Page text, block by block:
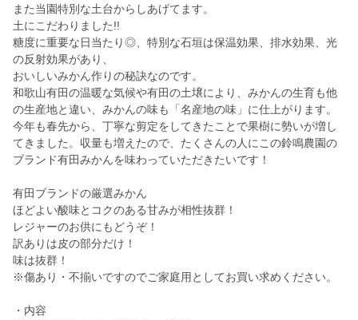
また当園特別な土台からしあげてます。
土にこだわりました!!
糖度に重要な日当たり◎、特別な石垣は保温効果、排水効果、光
の反射効果があり、
おいしいみかん作りの秘訣なのです。
和歌山有田の温暖な気候や有田の土壌により、みかんの生育も他
の生産地と違い、みかんの味も「名産地の味」に仕上がります。
今年も春先から、丁寧な剪定をしてきたことで果樹に勢いが増し
てきました。収量も増えたので、たくさんの人にこの鈴鳴農園の
ブランド有田みかんを味わっていただきたいです！
有田ブランドの厳選みかん
ほどよい酸味とコクのある甘みが相性抜群！
レジャーのお供にもどうぞ！
訳ありは皮の部分だけ！
味は抜群！
※傷あり・不揃いですのでご家庭用としてお買い求めください。
・内容